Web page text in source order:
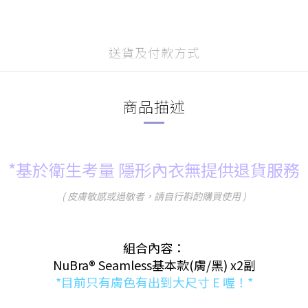
送貨及付款方式
商品描述
*基於衛生考量 隱形內衣無提供退貨服務
( 皮膚敏感或過敏者，請自行斟酌購買使用 )
組合內容：
NuBra® Seamless基本款(膚/黑) x2副
*目前只有膚色有出到大尺寸 E 喔！*